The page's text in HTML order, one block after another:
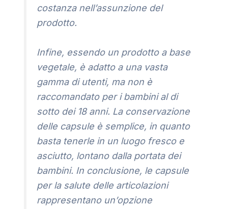
costanza nell’assunzione del
prodotto.
Infine, essendo un prodotto a base
vegetale, è adatto a una vasta
gamma di utenti, ma non è
raccomandato per i bambini al di
sotto dei 18 anni. La conservazione
delle capsule è semplice, in quanto
basta tenerle in un luogo fresco e
asciutto, lontano dalla portata dei
bambini. In conclusione, le capsule
per la salute delle articolazioni
rappresentano un’opzione